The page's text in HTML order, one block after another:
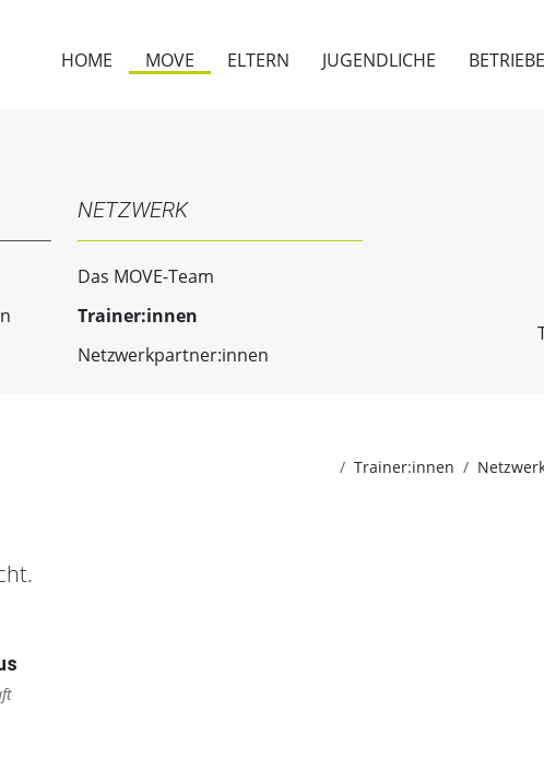
HOME MOVE ELTERN JUGENDLICHE BETRIEBE
NETZWERK
Das MOVE-Team
Trainer:innen
Netzwerkpartner:innen
Trainer:innen